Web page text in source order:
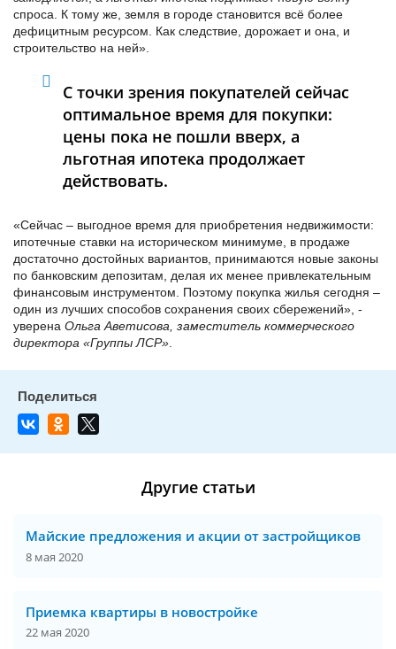
спроса. К тому же, земля в городе становится всё более
дефицитным ресурсом. Как следствие, дорожает и она, и
строительство на ней».
С точки зрения покупателей сейчас
оптимальное время для покупки:
цены пока не пошли вверх, а
льготная ипотека продолжает
действовать.
«Сейчас – выгодное время для приобретения недвижимости:
ипотечные ставки на историческом минимуме, в продаже
достаточно достойных вариантов, принимаются новые законы
по банковским депозитам, делая их менее привлекательным
финансовым инструментом. Поэтому покупка жилья сегодня –
один из лучших способов сохранения своих сбережений», -
уверена Ольга Аветисова, заместитель коммерческого
директора «Группы ЛСР»
Другие статьи
Майские предложения и акции от застройщиков
8 мая 2020
Приемка квартиры в новостройке
22 мая 2020